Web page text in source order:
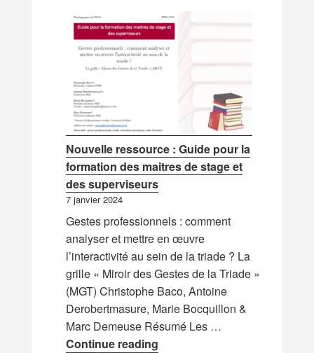
Nouvelle ressource : Guide pour la
formation des maitres de stage et
des superviseurs
7 janvier 2024
Gestes professionnels : comment
analyser et mettre en œuvre
l’interactivité au sein de la triade ? La
grille « Miroir des Gestes de la Triade »
(MGT) Christophe Baco, Antoine
Derobertmasure, Marie Bocquillon &
Marc Demeuse Résumé Les …
Continue readingNouvelle ressource : Guide